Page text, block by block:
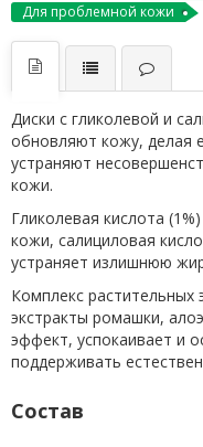
Для проблемной кожи
Диски с гликолевой и
обновляют кожу, делая
устраняют
кожи.
Гликолевая кислота
кожи, салициловая
устраняет излишнюю
Комплекс растительных
экстракты ромашки,
эффект, успокаивает и
поддерживать
Состав